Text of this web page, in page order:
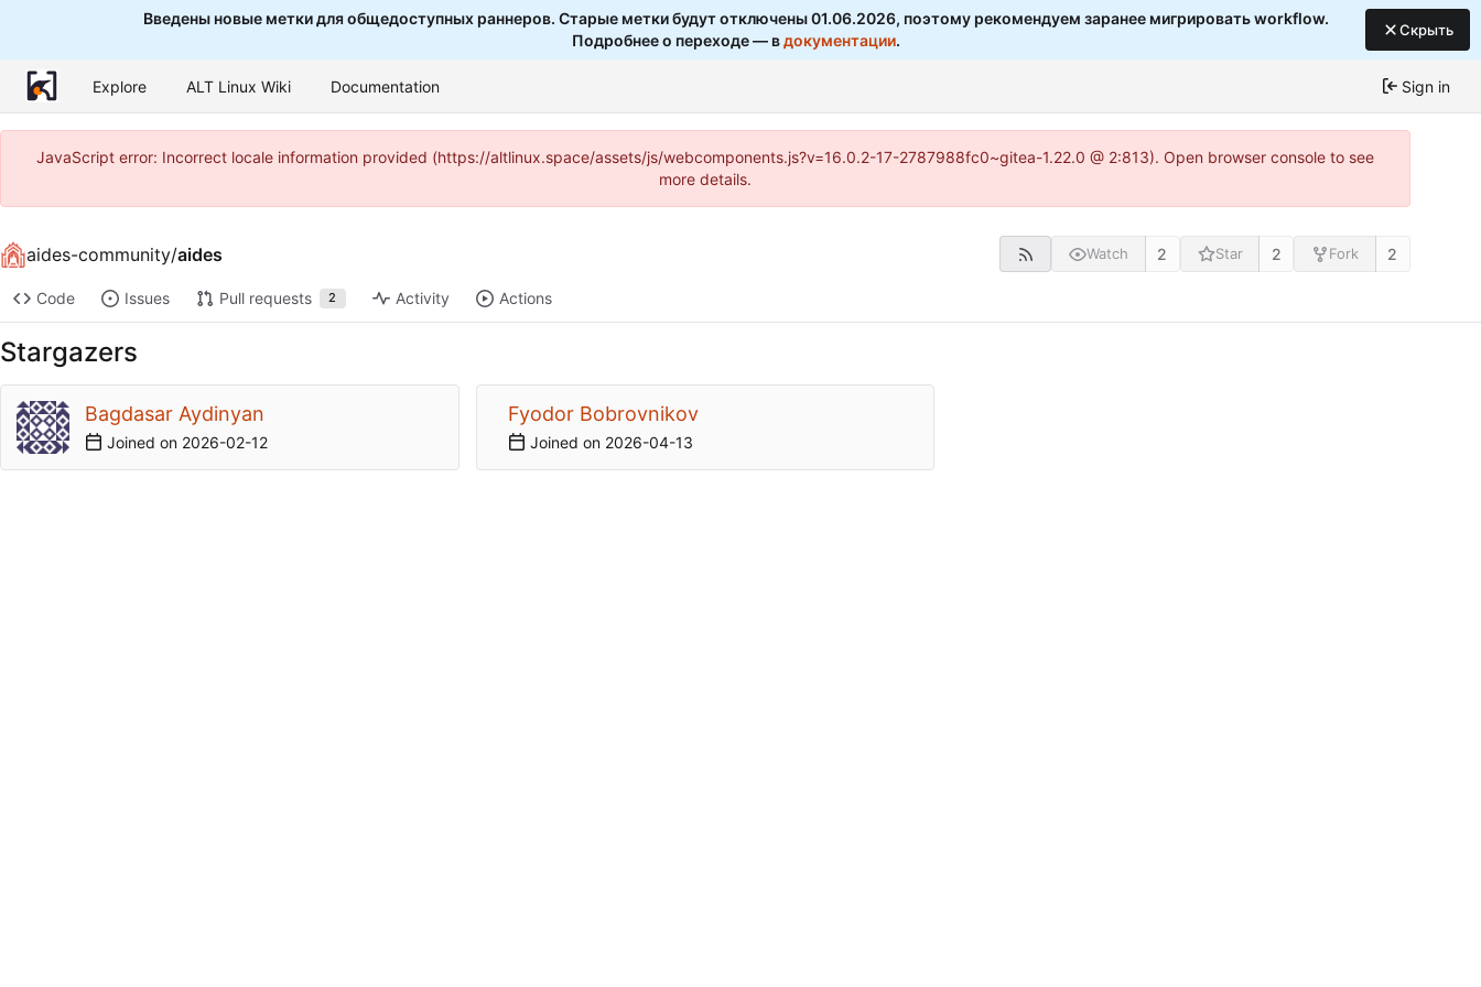
Введены новые метки для общедоступных раннеров. Старые метки будут отключены 01.06.2026, поэтому рекомендуем заранее мигрировать workflow.
Подробнее о переходе — вдокументации.
Скрыть
Explore ALT Linux Wiki Documentation Sign in
JavaScript error: Incorrect locale information provided (https://altlinux.space/assets/js/webcomponents.js?v=16.0.2-17-2787988fc0~gitea-1.22.0 @ 2:813). Open browser console to see
more details.
aides-community/aides Watch 2 Star 2 Fork 2
Code Issues Pull requests 2 Activity Actions
Stargazers
Bagdasar Aydinyan
Joined on 2026-02-12
Fyodor Bobrovnikov
Joined on 2026-04-13